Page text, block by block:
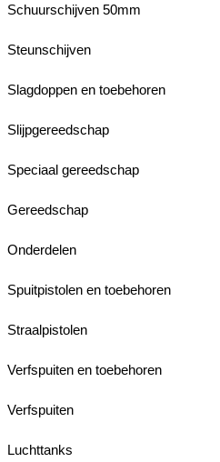
Schuurschijven 50mm
Steunschijven
Slagdoppen en toebehoren
Slijpgereedschap
Speciaal gereedschap
Gereedschap
Onderdelen
Spuitpistolen en toebehoren
Straalpistolen
Verfspuiten en toebehoren
Verfspuiten
Luchttanks